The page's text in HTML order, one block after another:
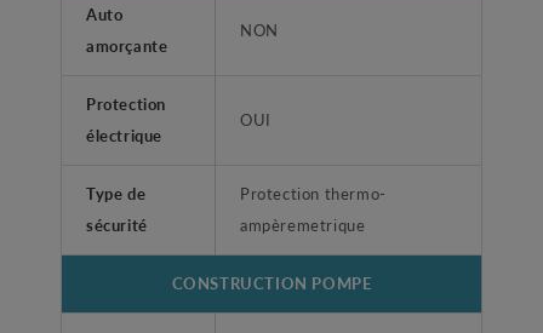
Auto
amorçante
NON
Protection
électrique
OUI
Type de
sécurité
Protection thermo-
ampèremetrique
CONSTRUCTION POMPE